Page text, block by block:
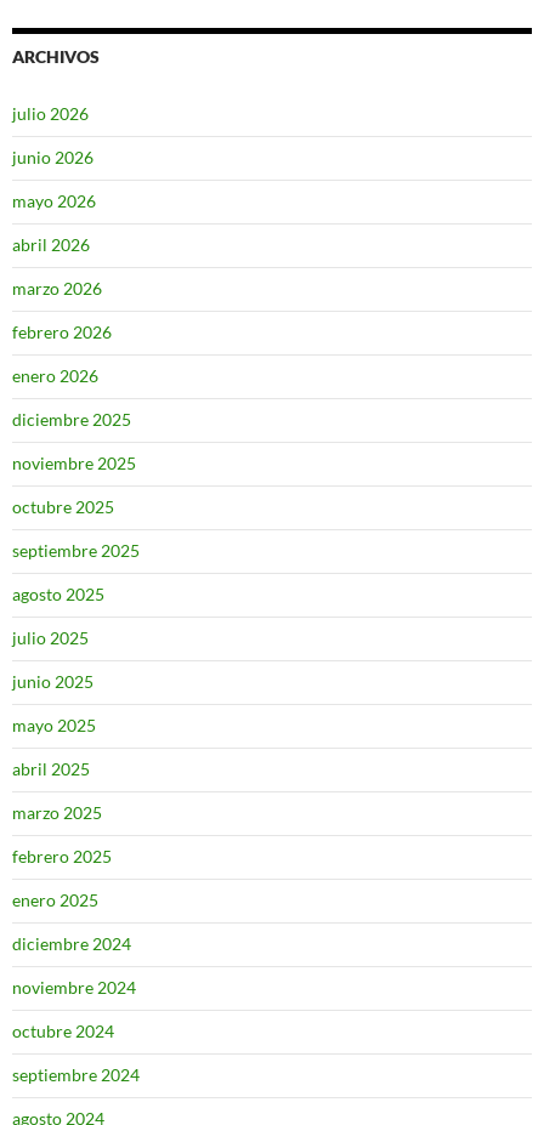
ARCHIVOS
julio 2026
junio 2026
mayo 2026
abril 2026
marzo 2026
febrero 2026
enero 2026
diciembre 2025
noviembre 2025
octubre 2025
septiembre 2025
agosto 2025
julio 2025
junio 2025
mayo 2025
abril 2025
marzo 2025
febrero 2025
enero 2025
diciembre 2024
noviembre 2024
octubre 2024
septiembre 2024
agosto 2024